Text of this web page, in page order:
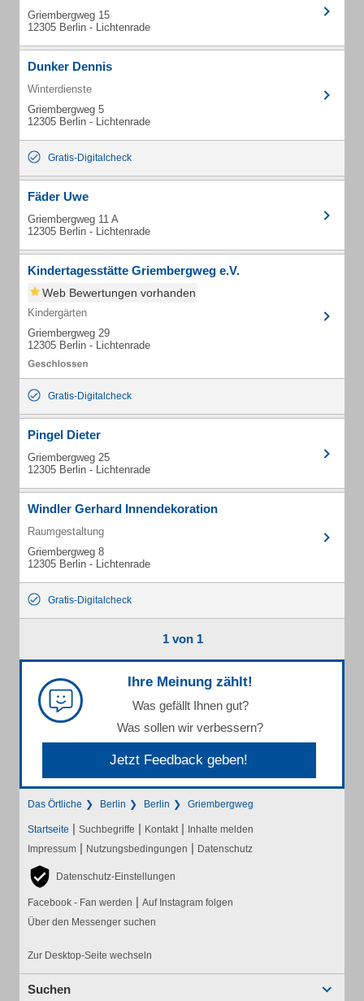
Griembergweg 15
12305 Berlin - Lichtenrade
Dunker Dennis
Winterdienste
Griembergweg 5
12305 Berlin - Lichtenrade
Gratis-Digitalcheck
Fäder Uwe
Griembergweg 11 A
12305 Berlin - Lichtenrade
Kindertagesstätte Griembergweg e.V.
Web Bewertungen vorhanden
Kindergärten
Griembergweg 29
12305 Berlin - Lichtenrade
Gratis-Digitalcheck
Pingel Dieter
Griembergweg 25
12305 Berlin - Lichtenrade
Windler Gerhard Innendekoration
Raumgestaltung
Griembergweg 8
12305 Berlin - Lichtenrade
Gratis-Digitalcheck
1 von 1
Ihre Meinung zählt!
Was gefällt Ihnen gut?
Was sollen wir verbessern?
Jetzt Feedback geben!
Das Örtliche Berlin Berlin Griembergweg
Startseite | Suchbegriffe | Kontakt | Inhalte melden
Impressum | Nutzungsbedingungen | Datenschutz
Datenschutz-Einstellungen
Facebook - Fan werden | Auf Instagram folgen
Über den Messenger suchen
Zur Desktop-Seite wechseln
Suchen